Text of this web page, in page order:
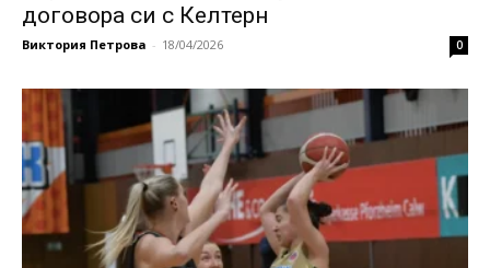
договора си с Келтерн
Виктория Петрова - 18/04/2026 0